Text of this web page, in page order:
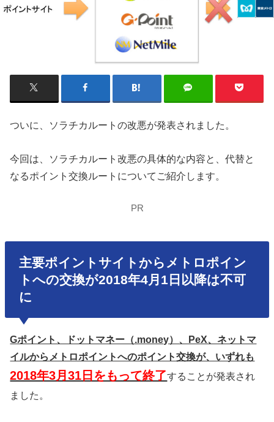
ついに、ソラチカルートの改悪が発表されました。
今回は、ソラチカルート改悪の具体的な内容と、代替と
なるポイント交換ルートについてご紹介します。
PR
主要ポイントサイトからメトロポイン
トへの交換が2018年4月1日以降は不可
に
Gポイント、ドットマネー（.money）、PeX、ネットマ
イルからメトロポイントへのポイント交換が、いずれも
2018年3月31日をもって終了することが発表され
ました。